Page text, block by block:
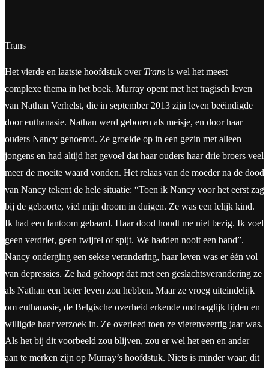
Trans
Het vierde en laatste hoofdstuk over Trans is wel het meest
complexe thema in het boek. Murray opent met het tragisch leven
van Nathan Verhelst, die in september 2013 zijn leven beëindigde
door euthanasie. Nathan werd geboren als meisje, en door haar
ouders Nancy genoemd. Ze groeide op in een gezin met alleen
jongens en had altijd het gevoel dat haar ouders haar drie broers veel
meer de moeite waard vonden. Het relaas van de moeder na de dood
van Nancy tekent de hele situatie: “Toen ik Nancy voor het eerst zag
bij de geboorte, viel mijn droom in duigen. Ze was een lelijk kind.
Ik had een fantoom gebaard. Haar dood houdt me niet bezig. Ik voel
geen verdriet, geen twijfel of spijt. We hadden nooit een band”.
Nancy onderging een sekse verandering, haar leven was er één vol
van depressies. Ze had gehoopt dat met een geslachtsverandering ze
als Nathan een beter leven zou hebben. Maar ze vroeg uiteindelijk
om euthanasie, de Belgische overheid erkende ondraaglijk lijden en
willigde haar verzoek in. Ze overleed toen ze vierenveertig jaar was.
Als het bij dit voorbeeld zou blijven, zou er wel het een en ander
aan te merken zijn op Murray’s hoofdstuk. Niets is minder waar, dit